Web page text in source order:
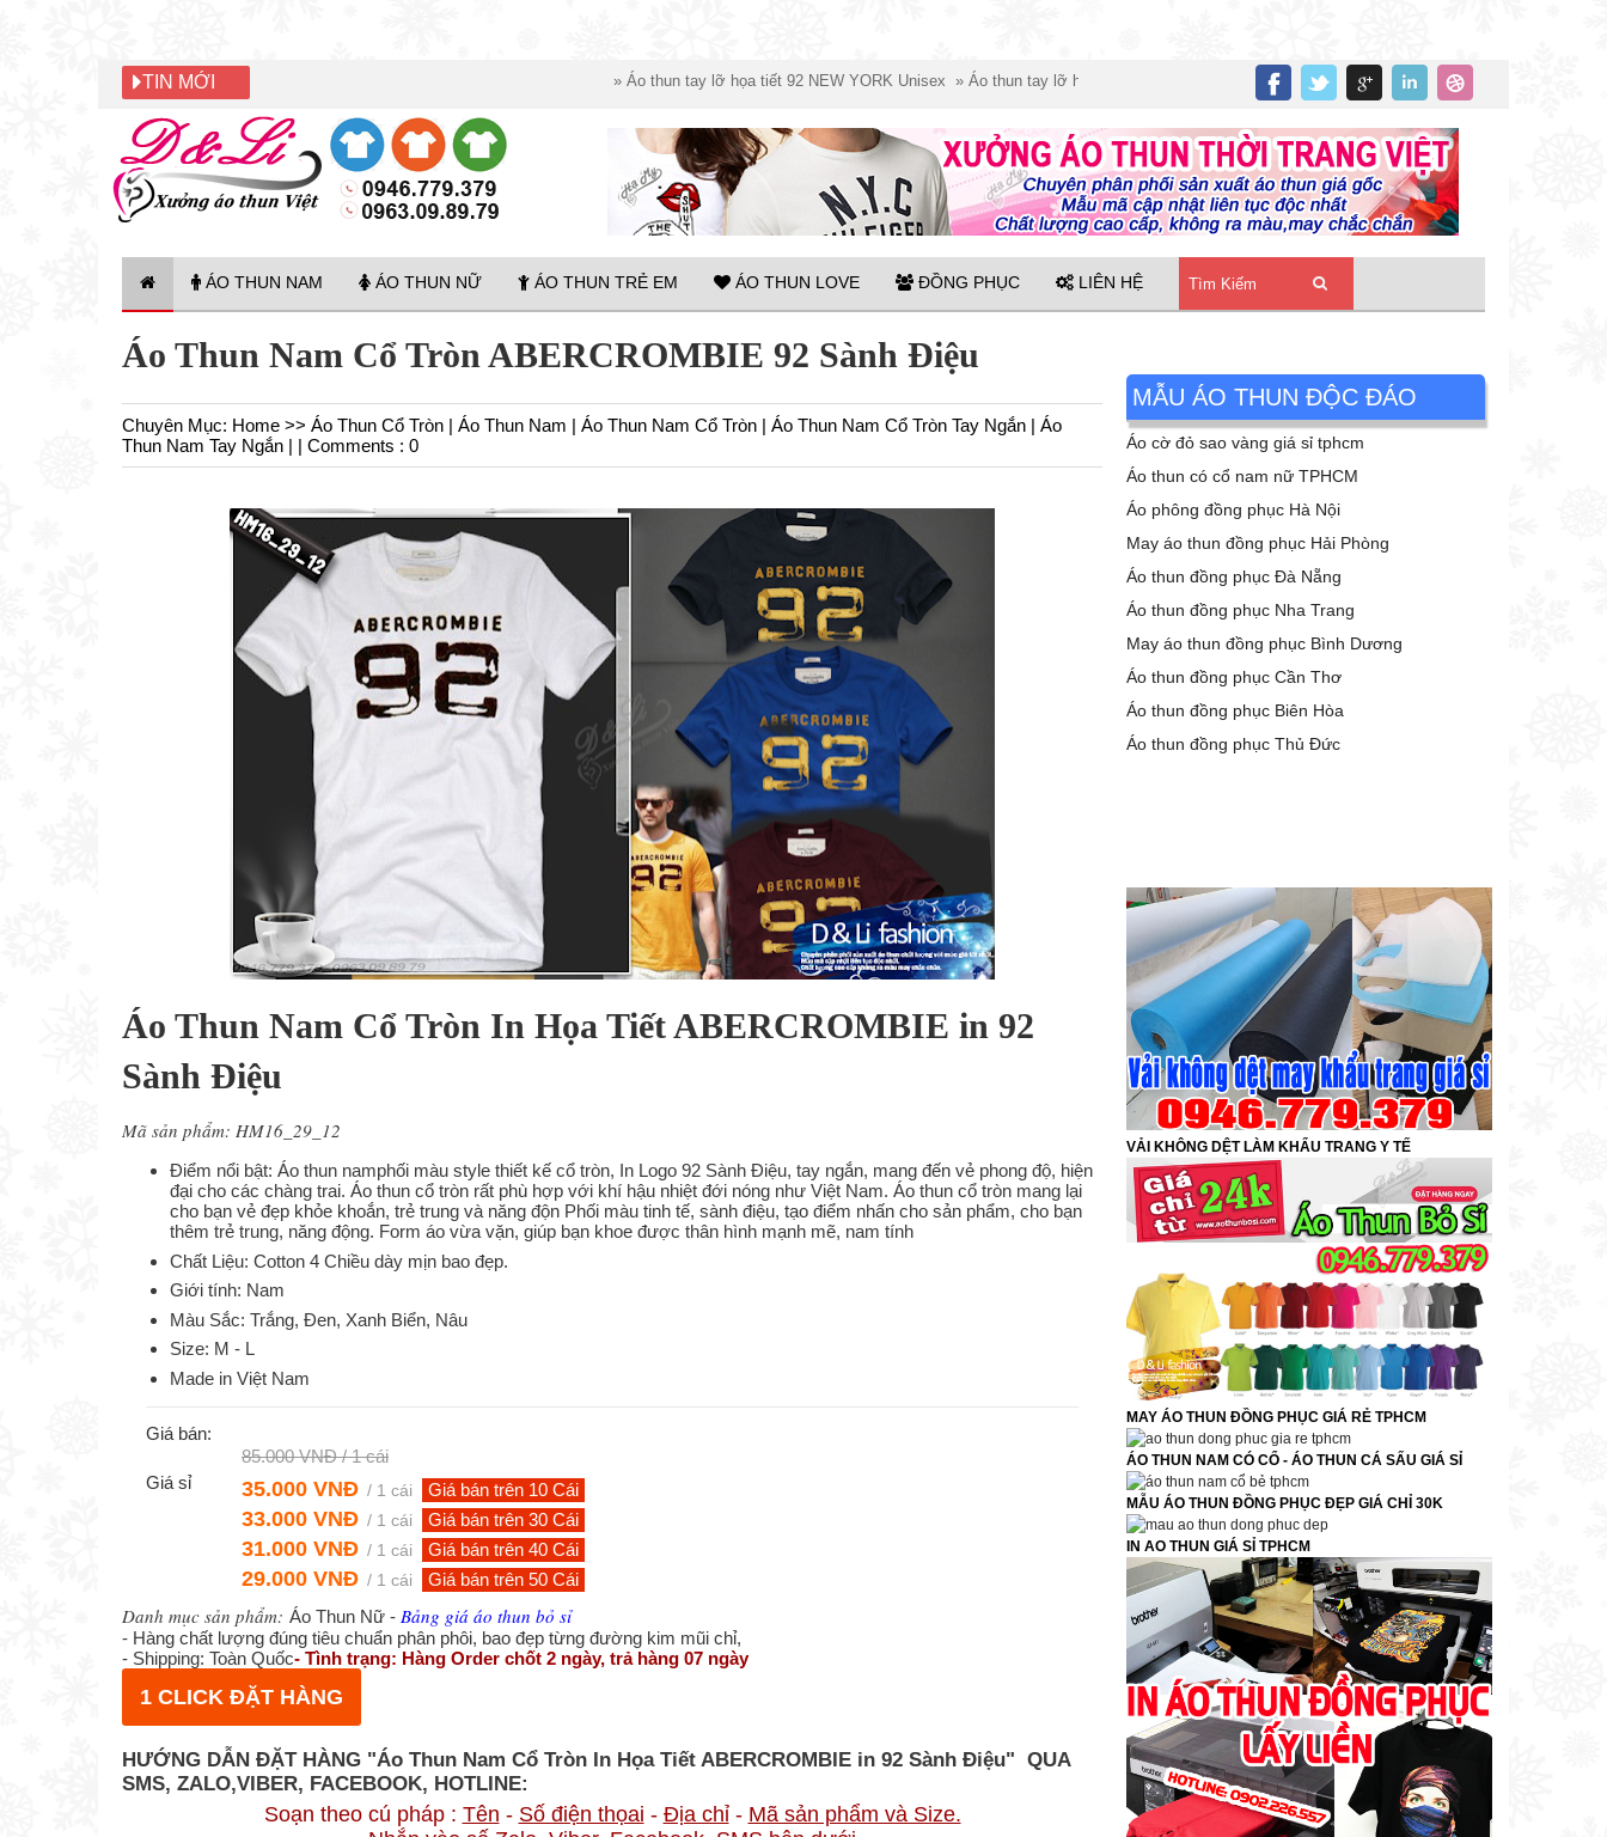
TIN MỚI Áo thun tay lỡ họa tiết 92 NEW YORK Unisex »Áo thun tay lỡ họa tiết hoa chim và bướm unisex Áo thun tay lỡ in trái tim bông hoa nhiều màu sắc
ÁO THUN NAM ÁO THUN NỮ ÁO THUN TRẺ EM ÁO THUN LOVE ĐỒNG PHỤC LIÊN HỆ
Áo Thun Nam Cổ Tròn ABERCROMBIE 92 Sành Điệu
Chuyên Mục: Home >> Áo Thun Cổ Tròn | Áo Thun Nam | Áo Thun Nam Cổ Tròn | Áo Thun Nam Cổ Tròn Tay Ngắn | Áo
Thun Nam Tay Ngắn | | Comments : 0
Áo Thun Nam Cổ Tròn In Họa Tiết ABERCROMBIE in 92
Sành Điệu
Mã sản phẩm: HM16_29_12
Điểm nổi bật: Áo thun namphối màu style thiết kế cổ tròn, In Logo 92 Sành Điệu, tay ngắn, mang đến vẻ phong độ, hiện
đại cho các chàng trai. Áo thun cổ tròn rất phù hợp với khí hậu nhiệt đới nóng như Việt Nam. Áo thun cổ tròn mang lại
cho bạn vẻ đẹp khỏe khoắn, trẻ trung và năng độn Phối màu tinh tế, sành điệu, tạo điểm nhấn cho sản phẩm, cho bạn
thêm trẻ trung, năng động. Form áo vừa vặn, giúp bạn khoe được thân hình mạnh mẽ, nam tính
Chất Liệu: Cotton 4 Chiều dày mịn bao đẹp.
Giới tính: Nam
Màu Sắc: Trắng, Đen, Xanh Biển, Nâu
Size: M - L
Made in Việt Nam
Giá bán:
85.000 VNĐ / 1 cái
Giá sỉ
35.000 VNĐ / 1 cái Giá bán trên 10 Cái
33.000 VNĐ / 1 cái Giá bán trên 30 Cái
31.000 VNĐ / 1 cái Giá bán trên 40 Cái
29.000 VNĐ / 1 cái Giá bán trên 50 Cái
Danh mục sản phẩm: Áo Thun Nữ - Bảng giá áo thun bỏ sỉ
- Hàng chất lượng đúng tiêu chuẩn phân phôi, bao đẹp từng đường kim mũi chỉ,
- Shipping: Toàn Quốc- Tình trạng: Hàng Order chốt 2 ngày, trả hàng 07 ngày
1 CLICK ĐẶT HÀNG
HƯỚNG DẪN ĐẶT HÀNG "Áo Thun Nam Cổ Tròn In Họa Tiết ABERCROMBIE in 92 Sành Điệu" QUA
SMS, ZALO,VIBER, FACEBOOK, HOTLINE:
Soạn theo cú pháp : Tên - Số điện thọai - Địa chỉ- Mã sản phẩm và Size.
MẪU ÁO THUN ĐỘC ĐÁO
Áo cờ đỏ sao vàng giá sỉ tphcm
Áo thun có cổ nam nữ TPHCM
Áo phông đồng phục Hà Nội
May áo thun đồng phục Hải Phòng
Áo thun đồng phục Đà Nẵng
Áo thun đồng phục Nha Trang
May áo thun đồng phục Bình Dương
Áo thun đồng phục Cần Thơ
Áo thun đồng phục Biên Hòa
Áo thun đồng phục Thủ Đức
VẢI KHÔNG DỆT LÀM KHẨU TRANG Y TẾ
MAY ÁO THUN ĐỒNG PHỤC GIÁ RẺ TPHCM
ÁO THUN NAM CÓ CỔ - ÁO THUN CÁ SẤU GIÁ SỈ
MẪU ÁO THUN ĐỒNG PHỤC ĐẸP GIÁ CHỈ 30K
IN AO THUN GIÁ SỈ TPHCM